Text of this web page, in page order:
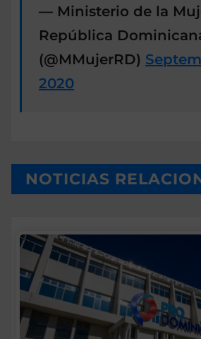
— Ministerio de la
República
(@MMujerRD)
2020
NOTICIAS